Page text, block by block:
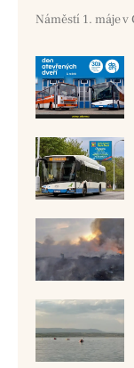
Náměstí 1. máje v